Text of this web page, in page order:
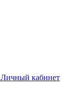
Личный кабинет